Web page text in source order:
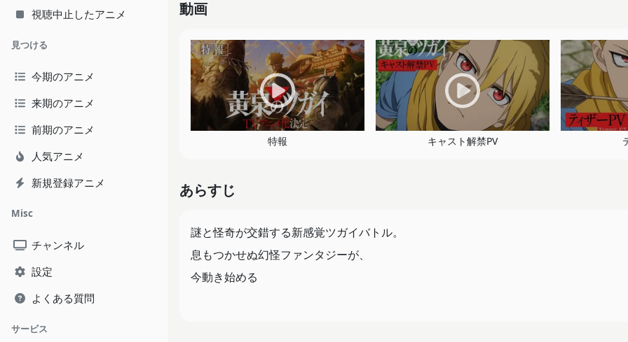
視聴中止したアニメ
見つける
今期のアニメ
来期のアニメ
前期のアニメ
人気アニメ
新規登録アニメ
Misc
チャンネル
設定
よくある質問
サービス
動画
特報 キャスト解禁PV
あらすじ
謎と怪奇が交錯する新感覚ツガイバトル。
息もつかせぬ幻怪ファンタジーが、
今動き始める